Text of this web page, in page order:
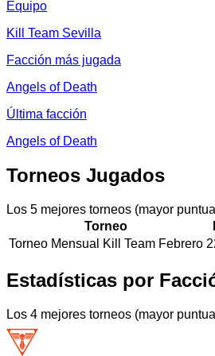
Equipo
Kill Team Sevilla
Facción más jugada
Angels of Death
Última facción
Angels of Death
Torneos Jugados
Los 5 mejores torneos (mayor
Torneo
Torneo Mensual Kill Team Febrero
Estadísticas por
Los 4 mejores torneos (mayor